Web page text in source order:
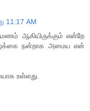
11:17 AM
ஆகியிருக்கும் என்றே
நன்றாக அமைய என்
உள்ளது.